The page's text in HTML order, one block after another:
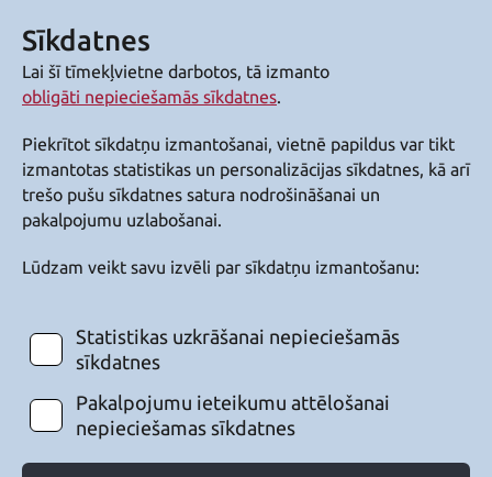
Sīkdatnes
Lai šī tīmekļvietne darbotos, tā izmanto
obligāti nepieciešamās sīkdatnes.
Piekrītot sīkdatņu izmantošanai, vietnē papildus var tikt
izmantotas statistikas un personalizācijas sīkdatnes, kā arī
trešo pušu sīkdatnes satura nodrošināšanai un
pakalpojumu uzlabošanai.
Lūdzam veikt savu izvēli par sīkdatņu izmantošanu:
Statistikas uzkrāšanai nepieciešamās
sīkdatnes
Pakalpojumu ieteikumu attēlošanai
nepieciešamas sīkdatnes